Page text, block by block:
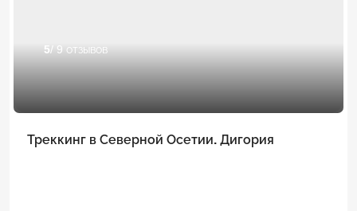
5/ 9 отзывов
Треккинг в Северной Осетии. Дигория